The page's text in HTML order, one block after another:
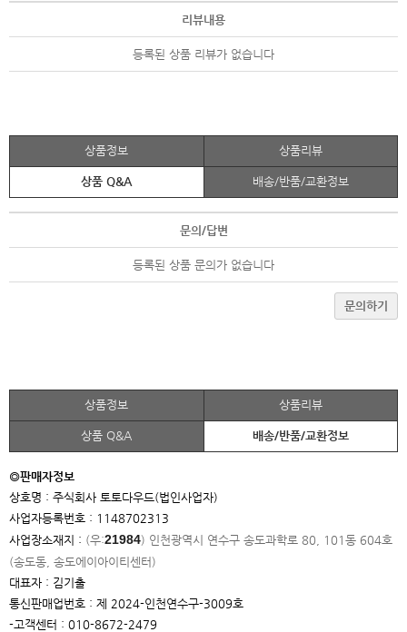
리뷰내용
등록된 상품 리뷰가 없습니다
상품정보 상품리뷰
상품 Q&A 배송/반품/교환정보
문의/답변
등록된 상품 문의가 없습니다
문의하기
상품정보 상품리뷰
상품 Q&A 배송/반품/교환정보
◎판매자정보
상호명 : 주식회사 토토다우드(법인사업자)
사업자등록번호 : 1148702313
사업장소재지 : (우:21984) 인천광역시 연수구 송도과학로 80, 101동 604호
(송도동, 송도에이아이 티센터)
대표자 : 김기출
통신판매업번호 : 제 2024-인천연수구-3009호
-고객센터 : 010-8672-2479